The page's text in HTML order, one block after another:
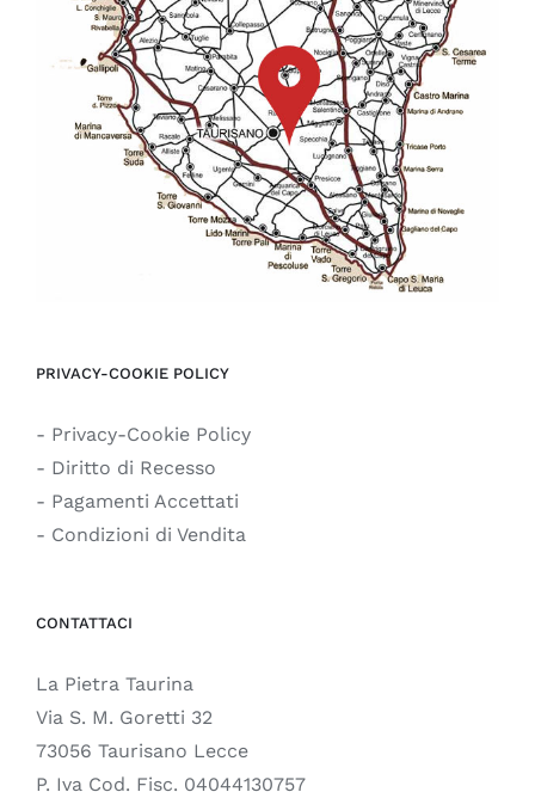
PRIVACY-COOKIE POLICY
- Privacy-Cookie Policy
- Diritto di Recesso
- Pagamenti Accettati
- Condizioni di Vendita
CONTATTACI
La Pietra Taurina
Via S. M. Goretti 32
73056 Taurisano Lecce
P. Iva Cod. Fisc. 04044130757